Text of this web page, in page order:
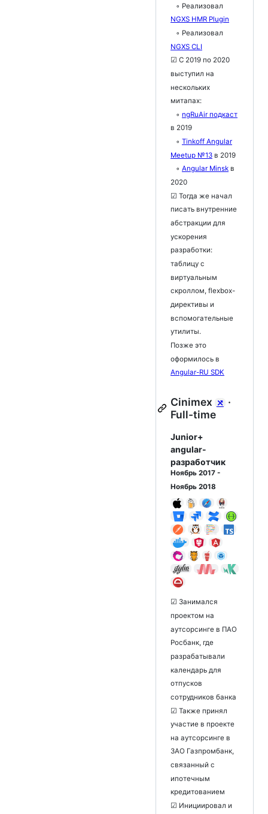
◦ Реализовал
NGXS HMR Plugin
◦ Реализовал
NGXS CLI
☑ С 2019 по 2020
выступил на
нескольких
митапах:
◦ ngRuAir подкаст
в 2019
◦ Tinkoff Angular
Meetup №13 в 2019
◦ Angular Minsk в
2020
☑ Тогда же начал
писать внутренние
абстракции для
ускорения
разработки:
таблицу с
виртуальным
скроллом, flexbox-
директивы и
вспомогательные
утилиты.
Позже это
оформилось в
Angular-RU SDK
Cinimex ⤯ ·
Full-time
Junior+
angular-
разработчик
Ноябрь 2017 -
Ноябрь 2018
☑ Занимался
проектом на
аутсорсинге в ПАО
Росбанк, где
разрабатывали
календарь для
отпусков
сотрудников банка
☑ Также принял
участие в проекте
на аутсорсинге в
ЗАО Газпромбанк,
связанный с
ипотечным
кредитованием
☑ Инициировал и